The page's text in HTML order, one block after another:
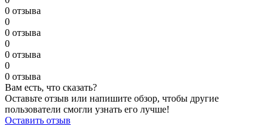
0 отзыва
0
0 отзыва
0
0 отзыва
0
0 отзыва
Вам есть, что сказать?
Оставьте отзыв или напишите обзор, чтобы другие
пользователи смогли узнать его лучше!
Оставить отзыв